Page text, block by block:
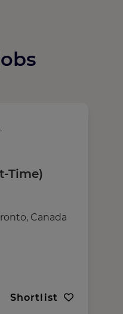
Time)
Canada
Shortlist